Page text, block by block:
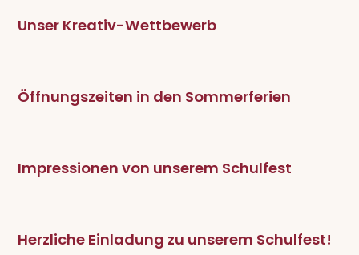
Unser Kreativ-Wettbewerb
Öffnungszeiten in den Sommerferien
Impressionen von unserem Schulfest
Herzliche Einladung zu unserem Schulfest!